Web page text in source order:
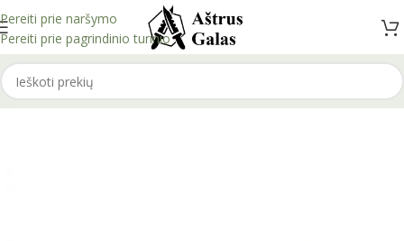
Pereiti prie naršymo
Pereiti prie pagrindinio turinio